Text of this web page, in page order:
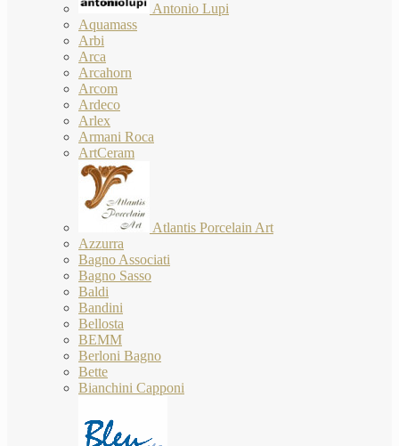
Antonio Lupi
Aquamass
Arbi
Arca
Arcahorn
Arcom
Ardeco
Arlex
Armani Roca
ArtCeram
Atlantis Porcelain Art
Azzurra
Bagno Associati
Bagno Sasso
Baldi
Bandini
Bellosta
BEMM
Berloni Bagno
Bette
Bianchini Capponi